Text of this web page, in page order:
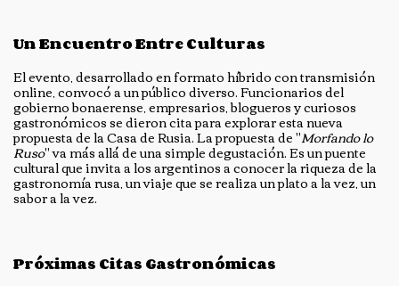
Un Encuentro Entre Culturas
El evento, desarrollado en formato híbrido con transmisión
online, convocó a un público diverso. Funcionarios del
gobierno bonaerense, empresarios, blogueros y curiosos
gastronómicos se dieron cita para explorar esta nueva
propuesta de la Casa de Rusia. La propuesta de "Morfando lo
Ruso" va más allá de una simple degustación. Es un puente
cultural que invita a los argentinos a conocer la riqueza de la
gastronomía rusa, un viaje que se realiza un plato a la vez, un
sabor a la vez.
Próximas Citas Gastronómicas